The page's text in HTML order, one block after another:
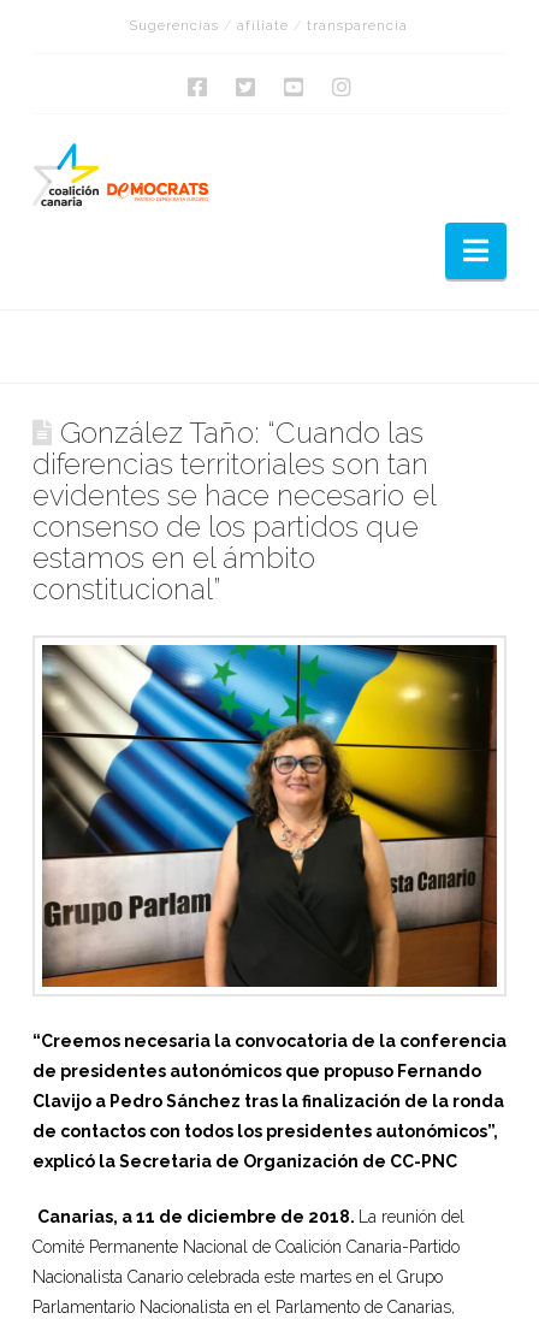
Sugerencias /afíliate /transparencia
González Taño: “Cuando las
diferencias territoriales son tan
evidentes se hace necesario el
consenso de los partidos que
estamos en el ámbito
constitucional”
“Creemos necesaria la convocatoria de la conferencia
de presidentes autonómicos que propuso Fernando
Clavijo a Pedro Sánchez tras la finalización de la ronda
de contactos con todos los presidentes autonómicos”,
explicó la Secretaria de Organización de CC-PNC
Canarias, a 11 de diciembre de 2018.
La reunión del
Comité Permanente Nacional de Coalición Canaria-Partido
Nacionalista Canario celebrada este martes en el Grupo
Parlamentario Nacionalista en el Parlamento de Canarias,